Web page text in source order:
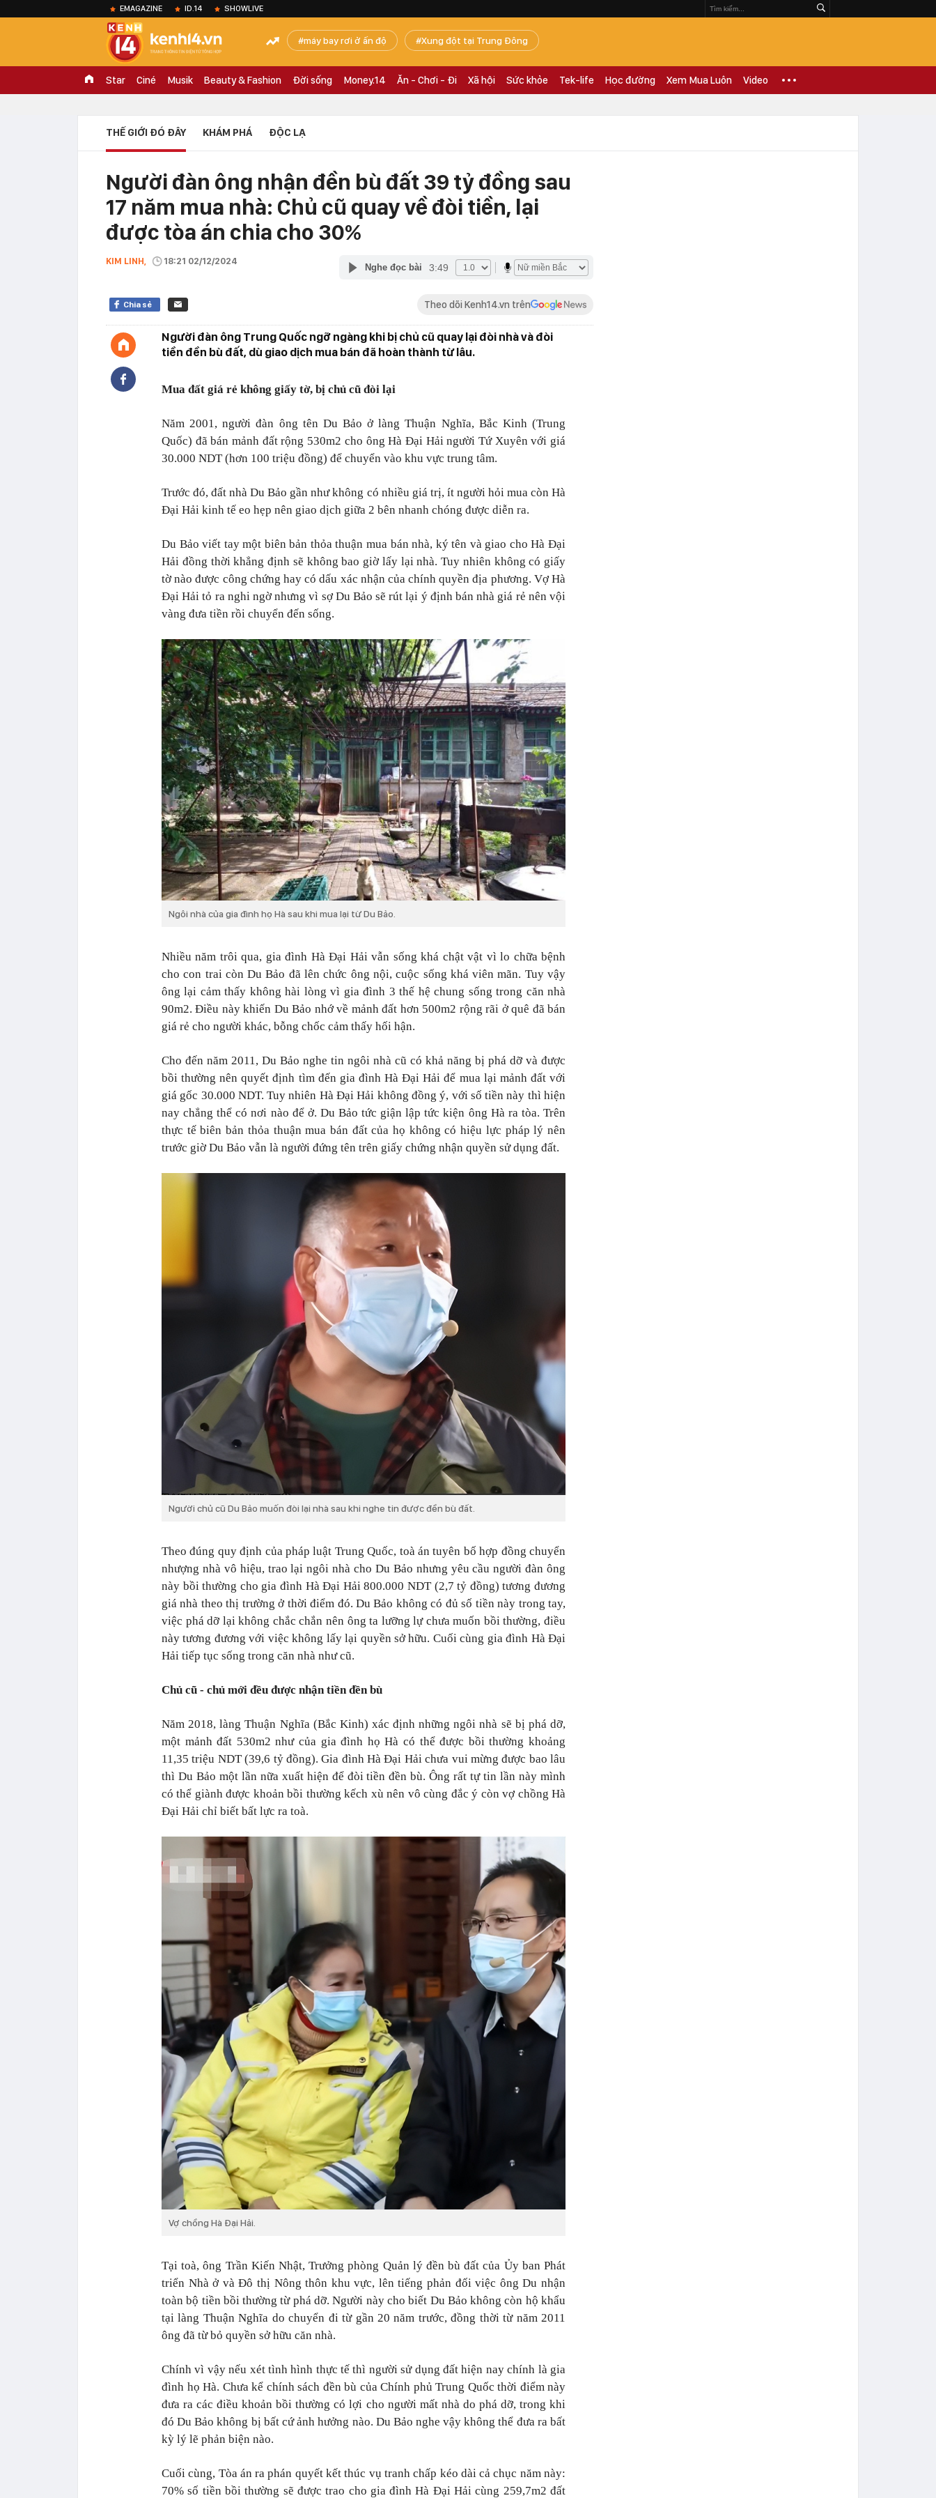
EMAGAZINE ID.14 SHOWLIVE
máy bay rơi ở ấn độ Xung đột tại Trung Đông
Star Ciné Musik Beauty & Fashion Đời sống Money.14 Ăn - Chơi - Đi Xã hội Sức khỏe Tek-life Học đường Xem Mua Luôn Video
THẾ GIỚI ĐÓ ĐÂY KHÁM PHÁ ĐỘC LẠ
Người đàn ông nhận đền bù đất 39 tỷ đồng sau
17 năm mua nhà: Chủ cũ quay về đòi tiền, lại
được tòa án chia cho 30%
KIM LINH, 18:21 02/12/2024
Nghe đọc bài 3:49
Chia sẻ Theo dõi Kenh14.vn trên
Người đàn ông Trung Quốc ngỡ ngàng khi bị chủ cũ quay lại đòi nhà và đòi
tiền đền bù đất, dù giao dịch mua bán đã hoàn thành từ lâu.
Mua đất giá rẻ không giấy tờ, bị chủ cũ đòi lại
Năm 2001, người đàn ông tên Du Bảo ở làng Thuận Nghĩa, Bắc Kinh (Trung
Quốc) đã bán mảnh đất rộng 530m2 cho ông Hà Đại Hải người Tứ Xuyên với giá
30.000 NDT (hơn 100 triệu đồng) để chuyển vào khu vực trung tâm.
Trước đó, đất nhà Du Bảo gần như không có nhiều giá trị, ít người hỏi mua còn Hà
Đại Hải kinh tế eo hẹp nên giao dịch giữa 2 bên nhanh chóng được diễn ra.
Du Bảo viết tay một biên bản thỏa thuận mua bán nhà, ký tên và giao cho Hà Đại
Hải đồng thời khẳng định sẽ không bao giờ lấy lại nhà. Tuy nhiên không có giấy
tờ nào được công chứng hay có dấu xác nhận của chính quyền địa phương. Vợ Hà
Đại Hải tỏ ra nghi ngờ nhưng vì sợ Du Bảo sẽ rút lại ý định bán nhà giá rẻ nên vội
vàng đưa tiền rồi chuyển đến sống.
Ngôi nhà của gia đình họ Hà sau khi mua lại từ Du Bảo.
Nhiều năm trôi qua, gia đình Hà Đại Hải vẫn sống khá chật vật vì lo chữa bệnh
cho con trai còn Du Bảo đã lên chức ông nội, cuộc sống khá viên mãn. Tuy vậy
ông lại cảm thấy không hài lòng vì gia đình 3 thế hệ chung sống trong căn nhà
90m2. Điều này khiến Du Bảo nhớ về mảnh đất hơn 500m2 rộng rãi ở quê đã bán
giá rẻ cho người khác, bỗng chốc cảm thấy hối hận.
Cho đến năm 2011, Du Bảo nghe tin ngôi nhà cũ có khả năng bị phá dỡ và được
bồi thường nên quyết định tìm đến gia đình Hà Đại Hải để mua lại mảnh đất với
giá gốc 30.000 NDT. Tuy nhiên Hà Đại Hải không đồng ý, với số tiền này thì hiện
nay chẳng thể có nơi nào để ở. Du Bảo tức giận lập tức kiện ông Hà ra tòa. Trên
thực tế biên bản thỏa thuận mua bán đất của họ không có hiệu lực pháp lý nên
trước giờ Du Bảo vẫn là người đứng tên trên giấy chứng nhận quyền sử dụng đất.
Người chủ cũ Du Bảo muốn đòi lại nhà sau khi nghe tin được đền bù đất.
Theo đúng quy định của pháp luật Trung Quốc, toà án tuyên bố hợp đồng chuyển
nhượng nhà vô hiệu, trao lại ngôi nhà cho Du Bảo nhưng yêu cầu người đàn ông
này bồi thường cho gia đình Hà Đại Hải 800.000 NDT (2,7 tỷ đồng) tương đương
giá nhà theo thị trường ở thời điểm đó. Du Bảo không có đủ số tiền này trong tay,
việc phá dỡ lại không chắc chắn nên ông ta lưỡng lự chưa muốn bồi thường, điều
này tương đương với việc không lấy lại quyền sở hữu. Cuối cùng gia đình Hà Đại
Hải tiếp tục sống trong căn nhà như cũ.
Chủ cũ - chủ mới đều được nhận tiền đền bù
Năm 2018, làng Thuận Nghĩa (Bắc Kinh) xác định những ngôi nhà sẽ bị phá dỡ,
một mảnh đất 530m2 như của gia đình họ Hà có thể được bồi thường khoảng
11,35 triệu NDT (39,6 tỷ đồng). Gia đình Hà Đại Hải chưa vui mừng được bao lâu
thì Du Bảo một lần nữa xuất hiện để đòi tiền đền bù. Ông rất tự tin lần này mình
có thể giành được khoản bồi thường kếch xù nên vô cùng đắc ý còn vợ chồng Hà
Đại Hải chỉ biết bất lực ra toà.
Vợ chồng Hà Đại Hải.
Tại toà, ông Trần Kiến Nhật, Trưởng phòng Quản lý đền bù đất của Ủy ban Phát
triển Nhà ở và Đô thị Nông thôn khu vực, lên tiếng phản đối việc ông Du nhận
toàn bộ tiền bồi thường từ phá dỡ. Người này cho biết Du Bảo không còn hộ khẩu
tại làng Thuận Nghĩa do chuyển đi từ gần 20 năm trước, đồng thời từ năm 2011
ông đã từ bỏ quyền sở hữu căn nhà.
Chính vì vậy nếu xét tình hình thực tế thì người sử dụng đất hiện nay chính là gia
đình họ Hà. Chưa kể chính sách đền bù của Chính phủ Trung Quốc thời điểm này
đưa ra các điều khoản bồi thường có lợi cho người mất nhà do phá dỡ, trong khi
đó Du Bảo không bị bất cứ ảnh hưởng nào. Du Bảo nghe vậy không thể đưa ra bất
kỳ lý lẽ phản biện nào.
Cuối cùng, Tòa án ra phán quyết kết thúc vụ tranh chấp kéo dài cả chục năm này:
70% số tiền bồi thường sẽ được trao cho gia đình Hà Đại Hải cùng 259,7m2 đất